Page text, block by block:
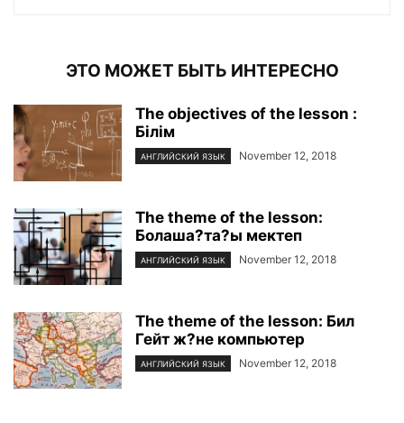
ЭТО МОЖЕТ БЫТЬ ИНТЕРЕСНО
The objectives of the lesson :
Білім
АНГЛИЙСКИЙ ЯЗЫК November 12, 2018
The theme of the lesson:
Болаша?та?ы мектеп
АНГЛИЙСКИЙ ЯЗЫК November 12, 2018
The theme of the lesson: Бил
Гейт ж?не компьютер
АНГЛИЙСКИЙ ЯЗЫК November 12, 2018